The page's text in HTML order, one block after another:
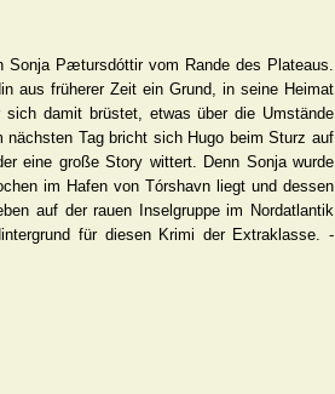
Sonja Pætursdóttir vom Rande des Plateaus.
aus früherer Zeit ein Grund, in seine Heimat
damit brüstet, etwas über die Umstände
Tag bricht sich Hugo beim Sturz auf
eine große Story wittert. Denn Sonja wurde
im Hafen von Tórshavn liegt und dessen
auf der rauen Inselgruppe im Nordatlantik
für diesen Krimi der Extraklasse. -